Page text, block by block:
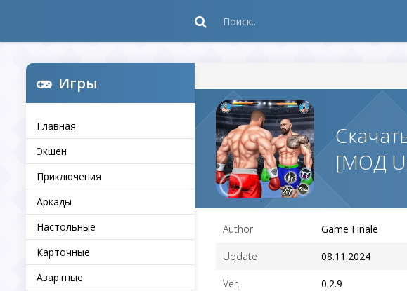
Игры
Главная
Экшен
Приключения
Аркады
Настольные
Карточные
Азартные
[МОД
Author Game Finale
Update 08.11.2024
Ver. 0.2.9